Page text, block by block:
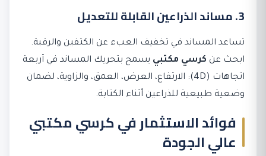
3. مساند الذراعين القابلة للتعديل
تساعد المساند في تخفيف العبء عن الكتفين والرقبة.
ابحث عن كرسي مكتبي يسمح بتحريك المساند في أربعة
اتجاهات (4D): الارتفاع، العرض، العمق، والزاوية، لضمان
وضعية طبيعية للذراعين أثناء الكتابة.
فوائد الاستثمار في كرسي مكتبي
عالي الجودة